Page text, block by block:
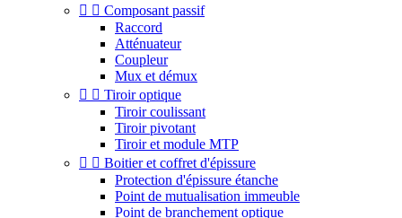
  Composant passif
Raccord
Atténuateur
Coupleur
Mux et démux
  Tiroir optique
Tiroir coulissant
Tiroir pivotant
Tiroir et module MTP
  Boitier et coffret d'épissure
Protection d'épissure étanche
Point de mutualisation immeuble
Point de branchement optique